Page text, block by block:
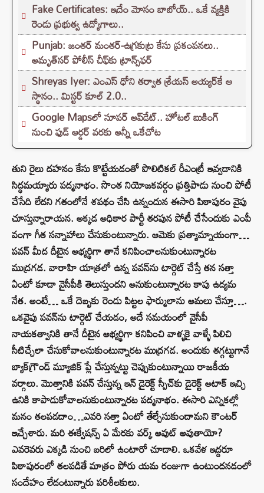
Fake Certificates: ఇదేం మోసం బాబోయ్.. ఒకే వ్యక్తికి
రెండు ప్రభుత్వ ఉద్యోగాలు..
Punjab: జంతర్ మంతర్-ఉగ్రకుట్ర కేసు ప్రకంపనలు..
అమృత్‌సర్ పోలీస్ చీఫ్‌కు ట్రాన్స్‌ఫర్
Shreyas Iyer: ఎంఎస్ ధోని తర్వాత శ్రేయస్ అయ్యర్‌కే ఆ
స్థానం.. మిస్టర్ కూల్ 2.0..
Google Mapsలో సూపర్ అప్‌డేట్.. హోటల్ బుకింగ్
నుంచి ఫుడ్ ఆర్డర్ వరకు అన్నీ ఒకేచోట
తుని రైలు దహనం కేసు కొట్టేయడంతో పొలిటికల్ రీఎంట్రీ ఇవ్వడానికి
సిద్ధమయ్యారు పద్మనాభం. సొంత నియోజకవర్గం ప్రత్తిపాడు నుంచి పోటీ
చేసేది లేదని గతంలోనే శపథం చేసి ఉన్నందున ఈసారి పిఠాపురం వైపు
చూస్తున్నారాయన. అక్కడ అధికార పార్టీ తరపున పోటీ చేసేందుకు ఎంపీ
వంగా గీత సన్నాహాలు చేసుకుంటున్నారు. ఆమెకు ప్రత్యామ్నాయంగా…
పవన్‌ మీద దీటైన అభ్యర్థిగా తానే కనిపించాలనుకుంటున్నారట
ముద్రగడ. వారాహి యాత్రలో ఉన్న పవన్‌ను టార్గెట్‌ చేస్తే తన సత్తా
ఏంటో కూడా వైసీపీకి తెలుస్తుందని అనుకుంటున్నారట కాపు ఉద్యమ
నేత. అంటే… ఒకే దెబ్బకు రెండు పిట్టల ఫార్ములాను అమలు చేస్తూ….
ఒకవైపు పవన్‌ను టార్గెట్‌ చేయడం, అదే సమయంలో వైసీపీ
నాయకత్వానికి తానే దీటైన అభ్యర్థిగా కనిపించి వాళ్ళకై వాళ్ళే పిలిచి
సీటిచ్చేలా చేసుకోవాలనుకుంటున్నారట ముద్రగడ. అందుకు తగ్గట్టుగానే
బ్యాక్‌గ్రౌండ్‌ మ్యూజిక్‌ ప్లే చేస్తున్నట్టు చెప్పుకుంటున్నాయి రాజకీయ
వర్గాలు. మొత్తానికి పవన్ చేస్తున్న ఇన్ డైరెక్ట్ స్పీచ్‌కు డైరెక్ట్ అటాక్‌ ఇచ్చి
ఉనికి కాపాడుకోవాలనుకుంటున్నారట పద్మనాభం. ఈసారి ఎన్నికల్లో
మనం తలపడదాం…ఎవరి సత్తా ఏంటో తేల్చేసుకుందామని కౌంటర్
ఇచ్చేశారు. మరి ఈక్వేషన్స్ ఏ మేరకు వర్క్ అవుట్ అవుతాయో?
ఎవరెవరు ఎక్కడి నుంచి బరిలో ఉంటారో చూడాలి. ఒకవేళ ఇద్దరూ
పిఠాపురంలో తలపడితే మాత్రం పోరు యమ రంజుగా ఉంటుందనడంలో
సందేహం లేదంటున్నారు పరిశీలకులు.